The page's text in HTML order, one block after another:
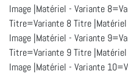
Image |Matériel - Variante
Titre=Variante 8 Titre
Image |Matériel - Variante
Titre=Variante 9 Titre
Image |Matériel - Variante